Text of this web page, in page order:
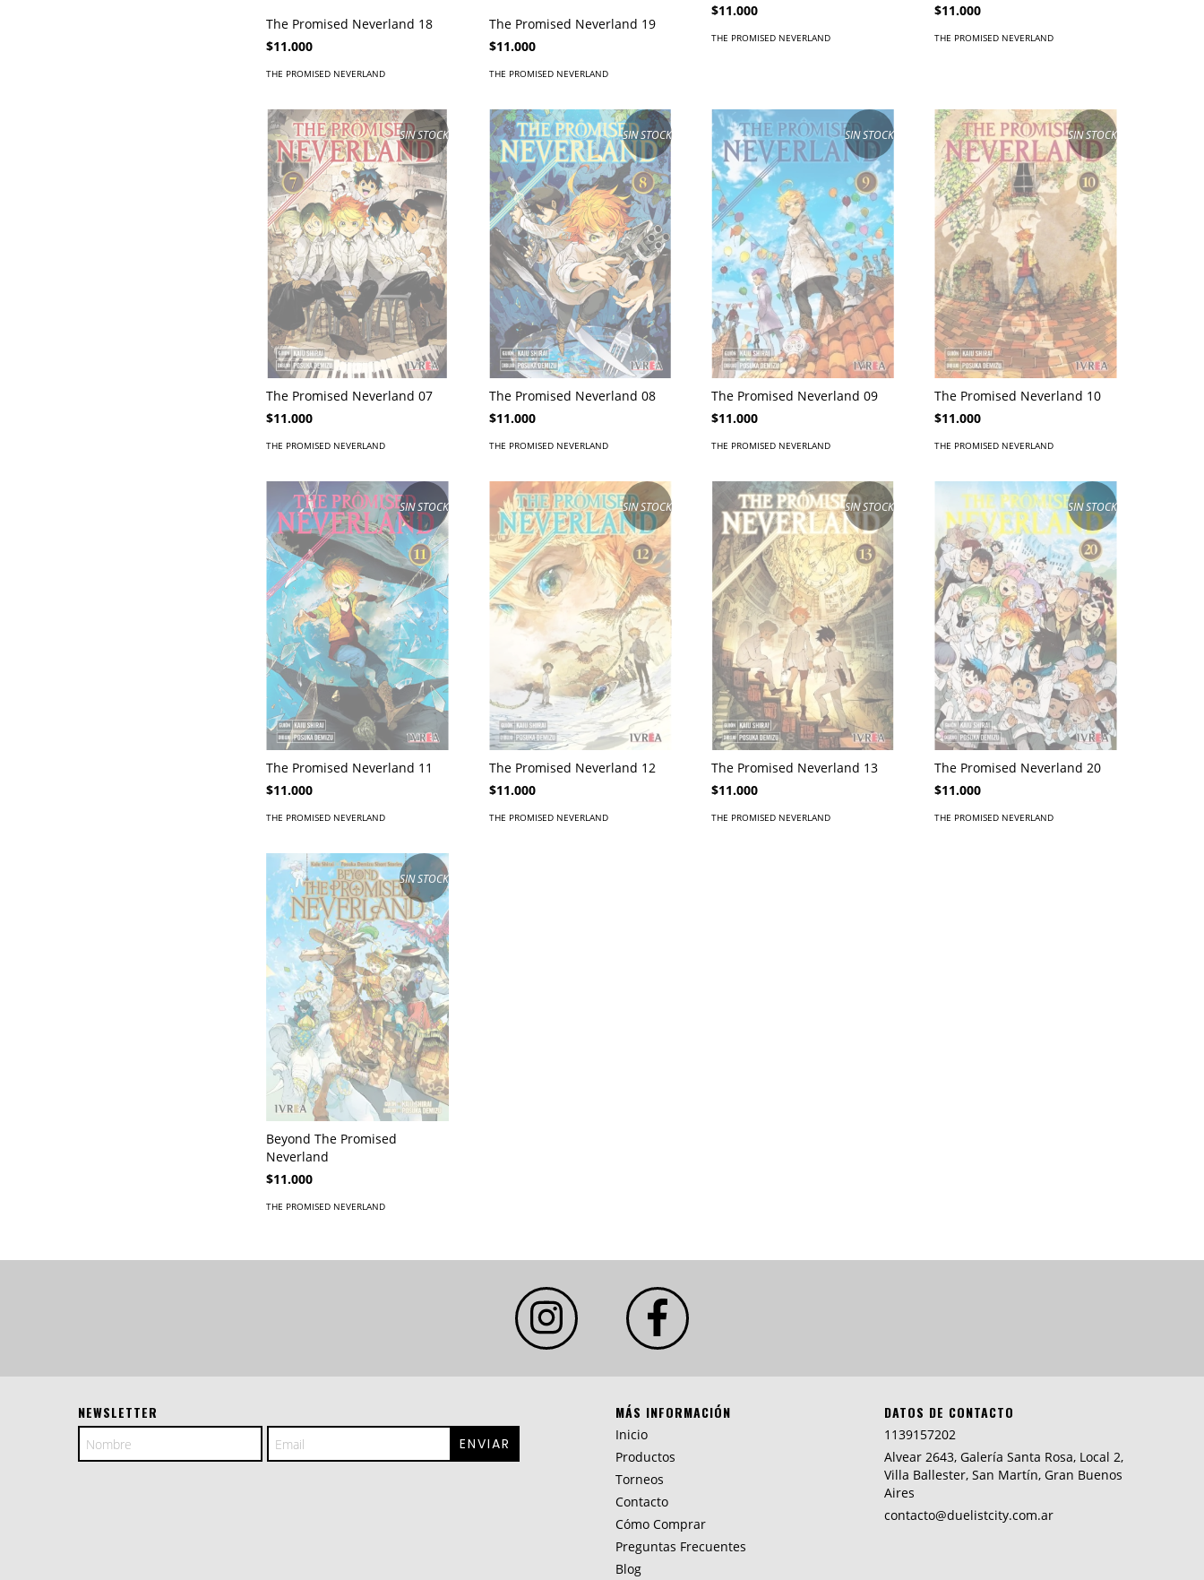
The Promised Neverland 18
$11.000
THE PROMISED NEVERLAND
The Promised Neverland 19
$11.000
THE PROMISED NEVERLAND
$11.000
THE PROMISED NEVERLAND
$11.000
THE PROMISED NEVERLAND
SIN STOCK
The Promised Neverland 07
$11.000
THE PROMISED NEVERLAND
SIN STOCK
The Promised Neverland 08
$11.000
THE PROMISED NEVERLAND
SIN STOCK
The Promised Neverland 09
$11.000
THE PROMISED NEVERLAND
SIN STOCK
The Promised Neverland 10
$11.000
THE PROMISED NEVERLAND
SIN STOCK
The Promised Neverland 11
$11.000
THE PROMISED NEVERLAND
SIN STOCK
The Promised Neverland 12
$11.000
THE PROMISED NEVERLAND
SIN STOCK
The Promised Neverland 13
$11.000
THE PROMISED NEVERLAND
SIN STOCK
The Promised Neverland 20
$11.000
THE PROMISED NEVERLAND
SIN STOCK
Beyond The Promised
Neverland
$11.000
THE PROMISED NEVERLAND
NEWSLETTER MÁS INFORMACIÓN
Inicio
Productos
Torneos
Contacto
Cómo Comprar
Preguntas Frecuentes
Blog
DATOS DE CONTACTO
1139157202
Alvear 2643, Galería Santa Rosa, Local 2,
Villa Ballester, San Martín, Gran Buenos
Aires
contacto@duelistcity.com.ar